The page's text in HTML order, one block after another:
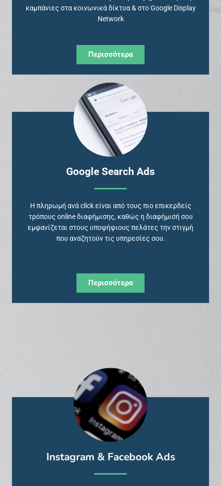
καμπάνιες στα κοινωνικά δίκτυα & στο Google Display
Network
Περισσότερα
Google Search Ads
Η πληρωμή ανά click είναι από τους πιο επικερδείς
τρόπους online διαφήμισης, καθώς η διαφήμισή σου
εμφανίζεται στους υποψήφιους πελάτες την στιγμή
που αναζητούν τις υπηρεσίες σου.
Περισσότερα
Instagram & Facebook Ads